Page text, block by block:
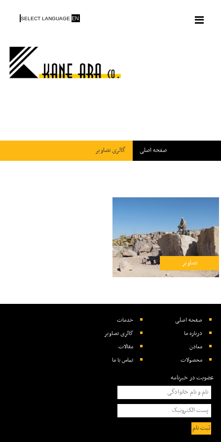
SELECT LANGUAGE EN
صفحه اصلی گالری تصاویر
تصاویر
صفحه اصلی
درباره ما
معادن
محصولات
خدمات
گالری تصاویر
مقالات
تماس با ما
عضویت در خبرنامه